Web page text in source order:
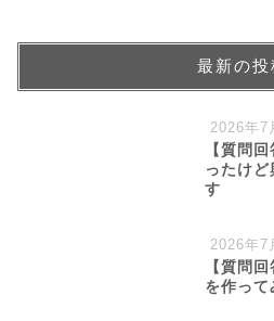
最新の投
2026年7
【質問
ったけど
す
2026年7
【質問
を作って